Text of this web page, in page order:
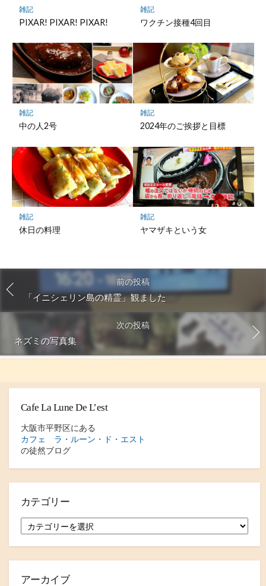
雑記
PIXAR! PIXAR! PIXAR!
雑記
ワクチン接種4回目
雑記
中の人2号
雑記
2024年のご挨拶と目標
雑記
休日の料理
雑記
ヤマザキという女
前の投稿
「イニシェリン島の精霊」観ました
次の投稿
ネズミの写真集
Cafe La Lune De L’est
大阪市平野区にある
カフェ ラ・ルーン・ド・エスト
の徒然ブログ
カテゴリー
テ
ゴ
アーカイブ